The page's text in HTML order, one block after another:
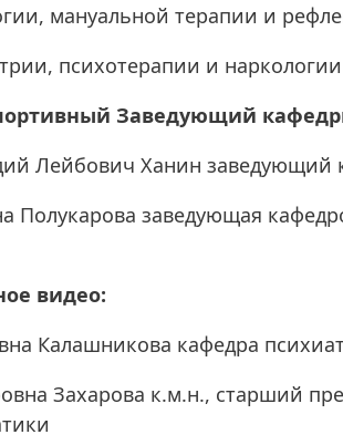
мануальной терапии и
психотерапии и наркологии
Заведующий
Лейбович Ханин заведующий
Полукарова заведующая
видео:
Калашникова кафедра
Захарова к.м.н., старший